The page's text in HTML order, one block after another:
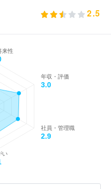
2.5
来性
年収・評価
3.0
社員・管理職
2.9
い